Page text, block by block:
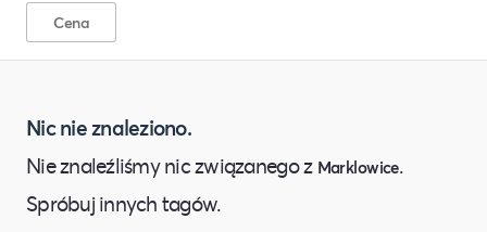
Cena
Nic nie znaleziono.
Nie znaleźliśmy nic związanego z Marklowice.
Spróbuj innych tagów.